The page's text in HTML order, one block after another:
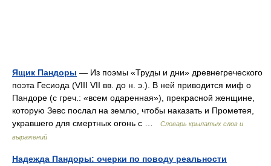
Ящик Пандоры — Из поэмы «Труды и дни» древнегреческого
поэта Гесиода (VIII VII вв. до н. э.). В ней приводится миф о
Пандоре (с греч.: «всем одаренная»), прекрасной женщине,
которую Зевс послал на землю, чтобы наказать и Прометея,
укравшего для смертных огонь с …
Словарь крылатых слов и
выражений
Надежда Пандоры: очерки по поводу реальности